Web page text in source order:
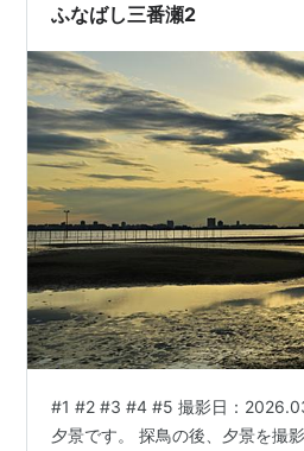
ふなばし三番瀬2
#1 #2 #3 #4 #5 撮影日：
夕景です。 探鳥の後、夕景を撮